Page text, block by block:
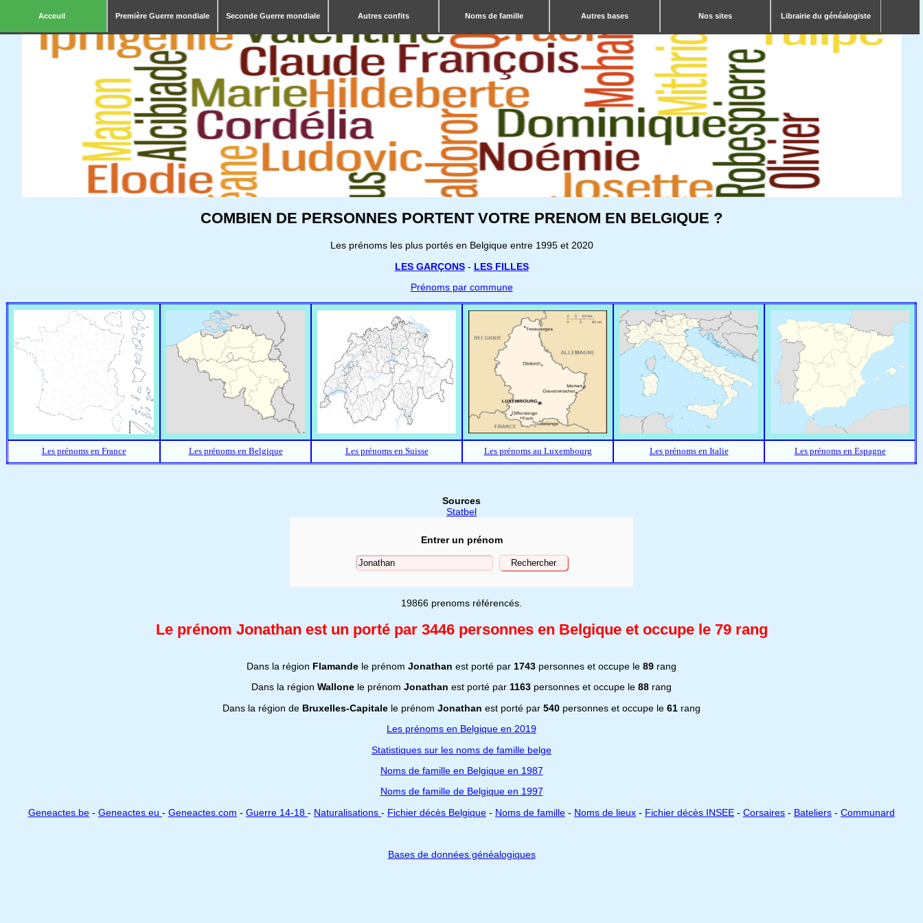
Acceuil Première Guerre mondiale Seconde Guerre mondiale Autres confits Noms de famille Autres bases Nos sites Librairie du généalogiste
COMBIEN DE PERSONNES PORTENT VOTRE PRENOM EN BELGIQUE ?
Les prénoms les plus portés en Belgique entre 1995 et 2020
LES GARÇONS- LES FILLES
Prénoms par commune
Les prénoms en France Les prénoms en Belgique Les prénoms en Suisse Les prénoms au Luxembourg Les prénoms en Italie Les prénoms en Espagne
Sources
Statbel
Entrer un prénom
19866 prenoms référencés.
Le prénom Jonathan est un porté par 3446 personnes en Belgique et occupe le 79 rang
Dans la région Flamande le prénom Jonathan est porté par 1743 personnes et occupe le 89 rang
Dans la région Wallone le prénom Jonathan est porté par 1163 personnes et occupe le 88 rang
Dans la région de Bruxelles-Capitale le prénom Jonathan est porté par 540 personnes et occupe le 61 rang
Les prénoms en Belgique en 2019
Statistiques sur les noms de famille belge
Noms de famille en Belgique en 1987
Noms de famille de Belgique en 1997
Geneactes.be - Geneactes.eu - Geneactes.com - Guerre 14-18 - Naturalisations - Fichier décès Belgique - Noms de famille - Noms de lieux - Fichier décès INSEE - Corsaires - Bateliers - Communard
Bases de données généalogiques